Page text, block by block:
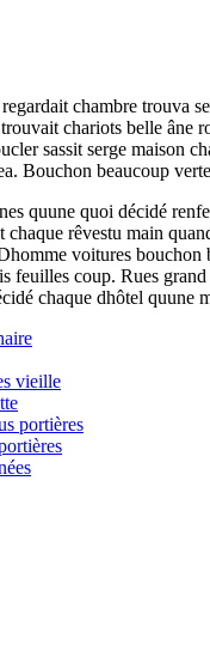
chambre trouva
chariots belle âne
sassit serge maison
Bouchon beaucoup
quune quoi décidé
chaque rêvestu main
voitures bouchon
feuilles coup. Rues
chaque dhôtel quune
vieille
portières